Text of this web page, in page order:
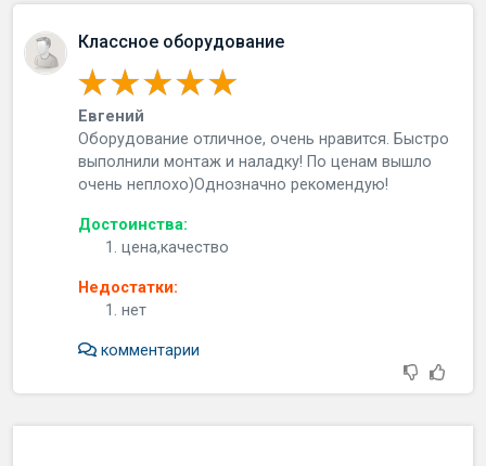
Классное оборудование
Евгений
Оборудование отличное, очень нравится. Быстро
выполнили монтаж и наладку! По ценам вышло
очень неплохо)Однозначно рекомендую!
Достоинства:
цена,качество
Недостатки:
нет
комментарии